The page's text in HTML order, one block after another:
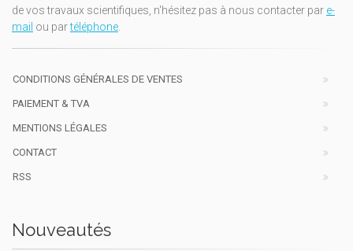
de vos travaux scientifiques, n'hésitez pas à nous contacter par e-
mail ou partéléphone.
CONDITIONS GÉNÉRALES DE VENTES
PAIEMENT & TVA
MENTIONS LÉGALES
CONTACT
RSS
Nouveautés